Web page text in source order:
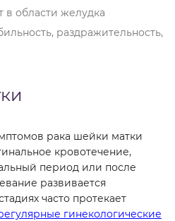
области желудка
раздражительность,
рака шейки матки
кровотечение,
период или после
развивается
часто протекает
гинекологические